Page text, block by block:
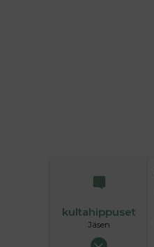
kultahippuset
Jäsen
13.05.2004